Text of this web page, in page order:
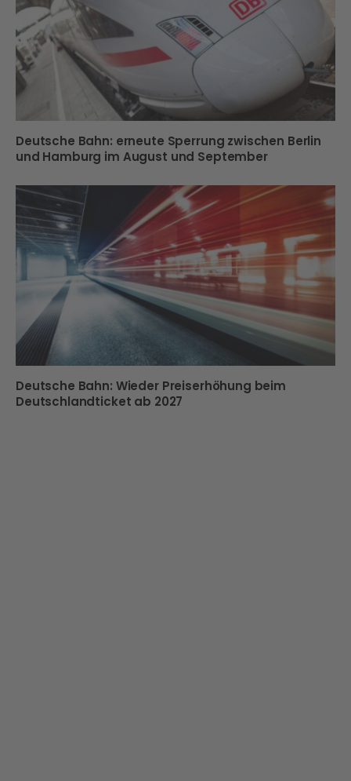
Deutsche Bahn: erneute Sperrung zwischen Berlin
und Hamburg im August und September
Deutsche Bahn: Wieder Preiserhöhung beim
Deutschlandticket ab 2027